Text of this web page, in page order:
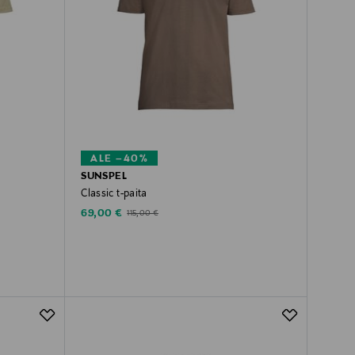
ALE –40%
SUNSPEL
Classic t-paita
Discounted Price
69,00 € Original Price
115,00 €